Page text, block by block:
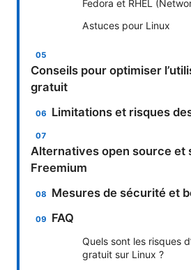
Fedora et RHEL
Astuces pour Linux
Conseils pour optimiser
gratuit
Limitations et risques
Alternatives open source et
Freemium
Mesures de sécurité et
FAQ
Quels sont les risques
gratuit sur Linux ?